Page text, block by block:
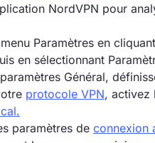
NordVPN pour
Paramètres en
en sélectionnant
Général,
protocole VPN, activez
paramètres de connexion